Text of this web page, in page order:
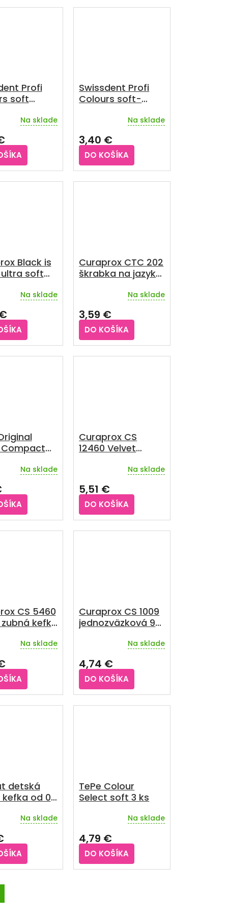
Profi
soft
Na sklade
Swissdent Profi
Colours soft-
produktu
je
1,0
z
5
Na sklade
3,40 €
DO KOŠÍKA
Black is
soft
Na sklade
Curaprox CTC 202
škrabka na jazyk
Na sklade
3,59 €
DO KOŠÍKA
Na sklade
Curaprox CS
12460 Velvet
produktu
je
5,0
z
5
Na sklade
5,51 €
DO KOŠÍKA
CS 5460
kefka
Na sklade
Curaprox CS 1009
jednozväzková 9
produktu
je
4,0
z
5
Na sklade
4,74 €
DO KOŠÍKA
detská
kefka od 0
Na sklade
TePe Colour
Select soft 3 ks
Na sklade
4,79 €
DO KOŠÍKA